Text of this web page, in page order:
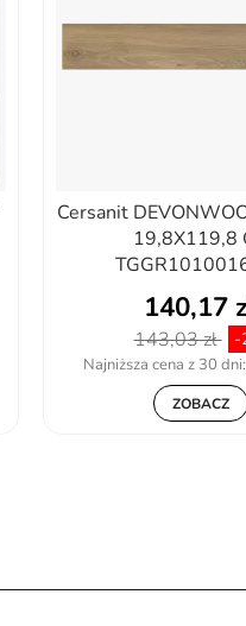
Cersanit
19,8X119,8
140,17
143,03 zł -
Najniższa cena z 30 dni:
ZOBACZ